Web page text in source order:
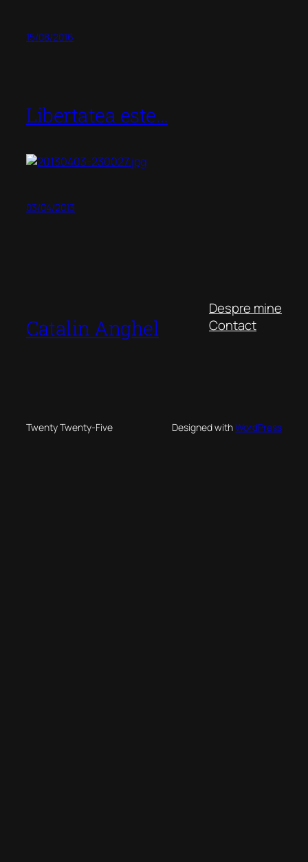
15/08/2016
Libertatea este…
03/04/2013
Catalin Anghel
Despre mine
Contact
Twenty Twenty-Five Designed withWordPress